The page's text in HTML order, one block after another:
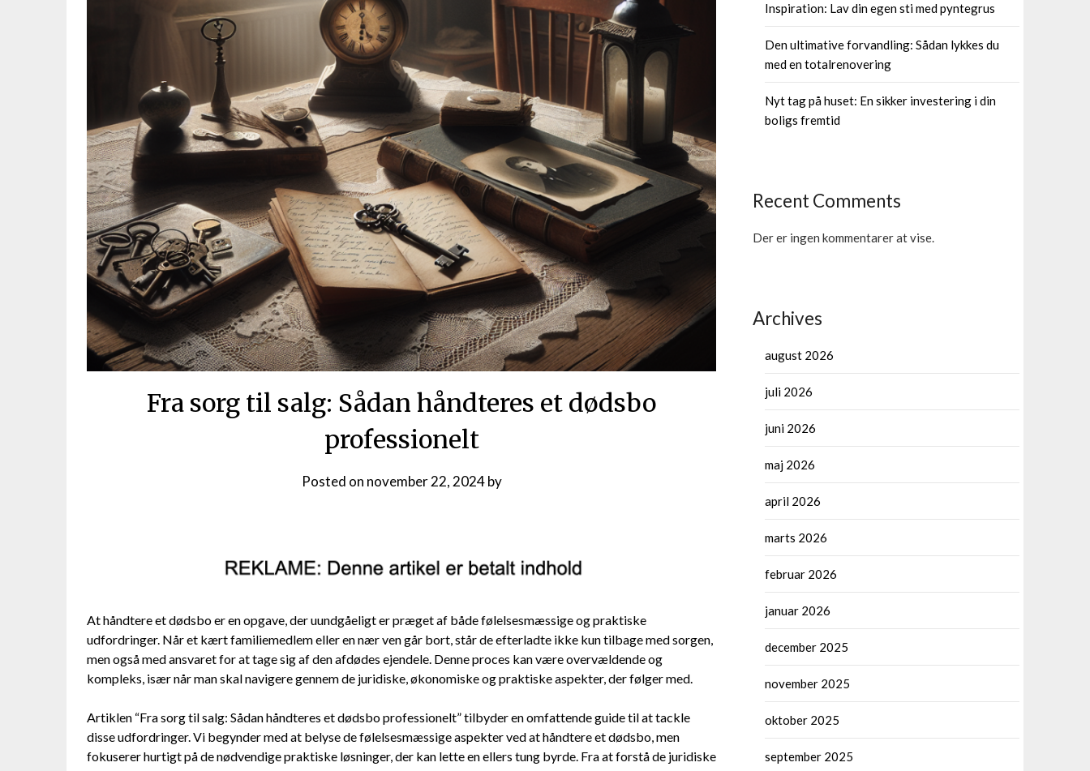
Fra sorg til salg: Sådan håndteres et dødsbo
professionelt
Posted on november 22, 2024by
At håndtere et dødsbo er en opgave, der uundgåeligt er præget af både følelsesmæssige og praktiske
udfordringer. Når et kært familiemedlem eller en nær ven går bort, står de efterladte ikke kun tilbage med sorgen,
men også med ansvaret for at tage sig af den afdødes ejendele. Denne proces kan være overvældende og
kompleks, især når man skal navigere gennem de juridiske, økonomiske og praktiske aspekter, der følger med.
Artiklen “Fra sorg til salg: Sådan håndteres et dødsbo professionelt” tilbyder en omfattende guide til at tackle
disse udfordringer. Vi begynder med at belyse de følelsesmæssige aspekter ved at håndtere et dødsbo, men
fokuserer hurtigt på de nødvendige praktiske løsninger, der kan lette en ellers tung byrde. Fra at forstå de juridiske
Inspiration: Lav din egen sti med pyntegrus
Den ultimative forvandling: Sådan lykkes du
med en totalrenovering
Nyt tag på huset: En sikker investering i din
boligs fremtid
Recent Comments
Der er ingen kommentarer at vise.
Archives
august 2026
juli 2026
juni 2026
maj 2026
april 2026
marts 2026
februar 2026
januar 2026
december 2025
november 2025
oktober 2025
september 2025